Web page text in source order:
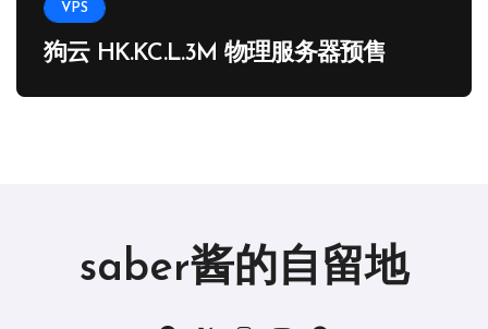
VPS
狗云 HK.KC.L.3M 物理服务器预售
saber酱的自留地